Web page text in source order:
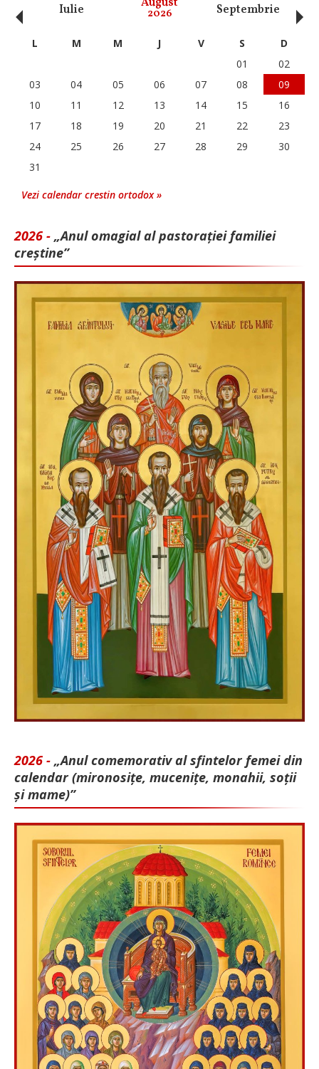
Iulie 2026 Septembrie
‹ L M M J V S
D
01
02
03
04 05 06 07 08
09
10
11 12 13 14 15
16
17
18 19 20 21 22
23
24
25 26 27 28 29
30
31
Vezi calendar crestin ortodox »
2026 - „Anul omagial al pastorației familiei
creștine”
2026 - „Anul comemorativ al sfintelor femei din
calendar (mironosițe, mu­cenițe, monahii, soții
și mame)”